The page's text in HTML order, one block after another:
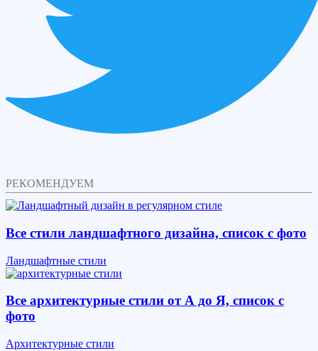
РЕКОМЕНДУЕМ
Все стили ландшафтного дизайна, список с фото
Ландшафтные стили
Все архитектурные стили от А до Я, список с
фото
Архитектурные стили